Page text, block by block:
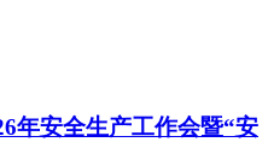
年安全生产工作会暨“安